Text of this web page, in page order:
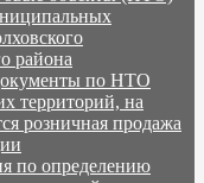
района
по НТО
территорий, на
розничная продажа
по определению